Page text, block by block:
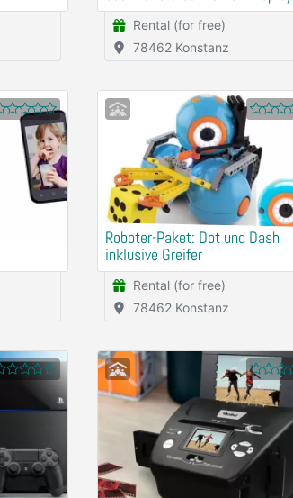
Rental (for free)
78462 Konstanz
Roboter-Paket: Dot und Dash
inklusive Greifer
Rental (for free)
78462 Konstanz